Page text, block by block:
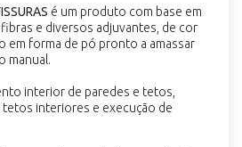
é um produto com base em
e diversos adjuvantes, de cor
em forma de pó pronto a amassar
manual.
interior de paredes e tetos,
tetos interiores e execução de